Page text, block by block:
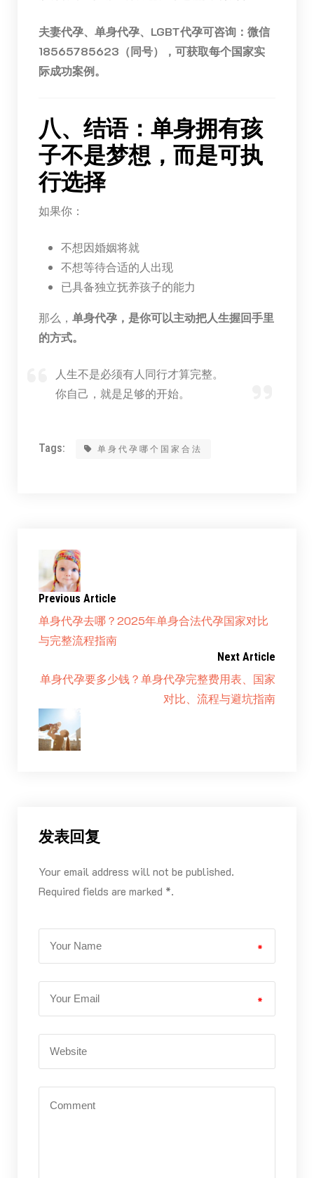
夫妻代孕、单身代孕、LGBT代孕可咨询：微信
18565785623（同号），可获取每个国家实
际成功案例。
八、结语：单身拥有孩
子不是梦想，而是可执
行选择
如果你：
不想因婚姻将就
不想等待合适的人出现
已具备独立抚养孩子的能力
那么， 单身代孕，是你可以主动把人生握回手里
的方式。
人生不是必须有人同行才算完整。
你自己，就是足够的开始。
Tags: 单身代孕哪个国家合法
Previous Article
单身代孕去哪？2025年单身合法代孕国家对比
与完整流程指南
Next Article
单身代孕要多少钱？单身代孕完整费用表、国家
对比、流程与避坑指南
发表回复
Your email address will not be published.
Required fields are marked *.
*
*